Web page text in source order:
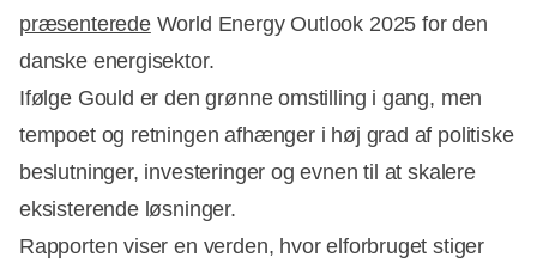
præsenteredeWorld Energy Outlook 2025 for den
danske energisektor.
Ifølge Gould er den grønne omstilling i gang, men
tempoet og retningen afhænger i høj grad af politiske
beslutninger, investeringer og evnen til at skalere
eksisterende løsninger.
Rapporten viser en verden, hvor elforbruget stiger